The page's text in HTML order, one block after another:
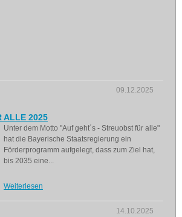
09.12.2025
ALLE 2025
Unter dem Motto "Auf geht´s - Streuobst für alle"
hat die Bayerische Staatsregierung ein
Förderprogramm aufgelegt, dass zum Ziel hat,
bis 2035 eine...
Weiterlesen
14.10.2025